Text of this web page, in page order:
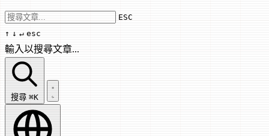
Use arrow keys to navigate results,
ESC
↑ ↓ ↵ esc
輸入以搜尋文章...
搜尋文章...
搜尋 ⌘K